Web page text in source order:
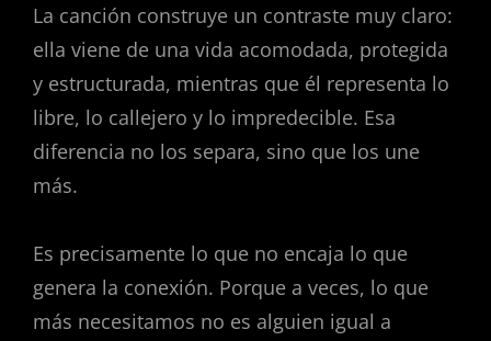
La canción construye un contraste muy claro:
ella viene de una vida acomodada, protegida
y estructurada, mientras que él representa lo
libre, lo callejero y lo impredecible. Esa
diferencia no los separa, sino que los une
más.
Es precisamente lo que no encaja lo que
genera la conexión. Porque a veces, lo que
más necesitamos no es alguien igual a